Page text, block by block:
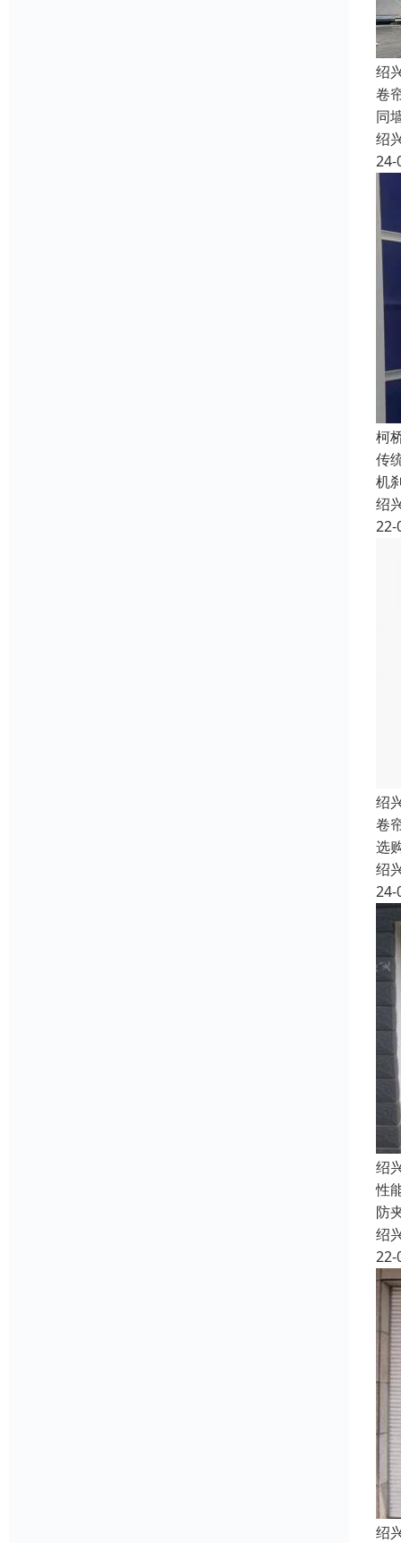
绍
卷
同
绍
24-
柯
传
机
绍
22-
绍
卷
选
绍
24-
绍
性
防
绍
22-
绍